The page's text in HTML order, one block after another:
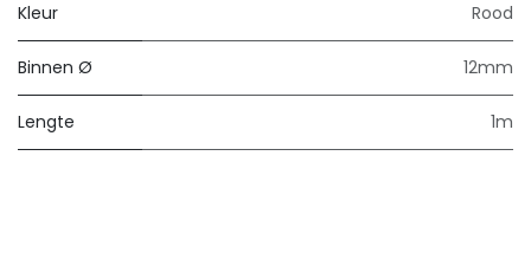
Kleur Rood
Binnen Ø 12mm
Lengte 1m